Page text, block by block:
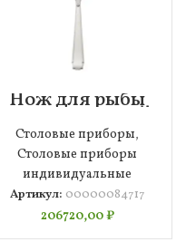
Нож для рыбы
сервировочный
Robbe&Berking
Арт-Деко 29,3
см, серебро 925,
00000084717
Столовые приборы,
Столовые приборы
индивидуальные
Артикул: 00000084717
206720,00₽